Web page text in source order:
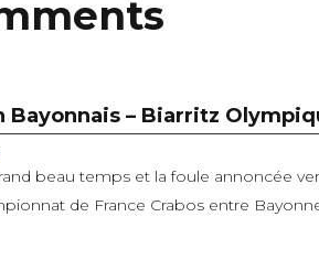
Bayonnais – Biarritz
beau temps et la foule annoncée
de France Crabos entre